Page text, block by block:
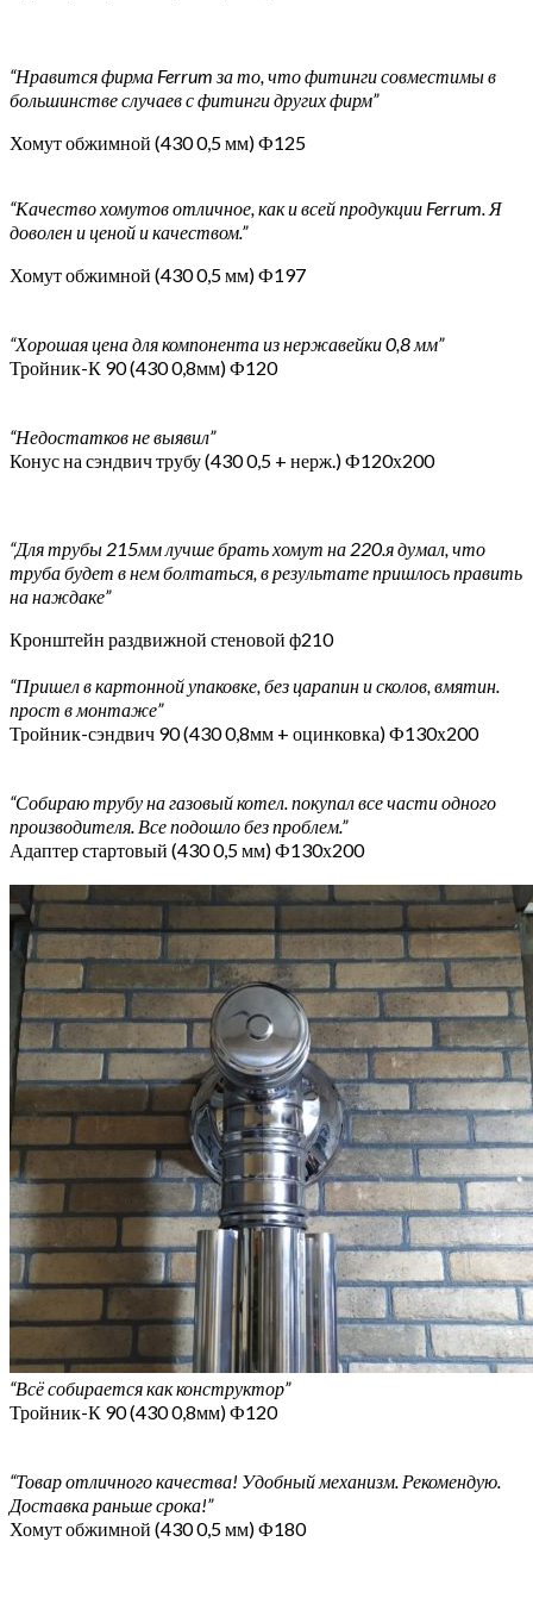
“Нравится фирма Ferrum за то, что фитинги совместимы в
большинстве случаев с фитинги других фирм”
Хомут обжимной (430 0,5 мм) Ф125
“Качество хомутов отличное, как и всей продукции Ferrum. Я
доволен и ценой и качеством.”
Хомут обжимной (430 0,5 мм) Ф197
“Хорошая цена для компонента из нержавейки 0,8 мм”
Тройник-К 90 (430 0,8мм) Ф120
“Недостатков не выявил”
Конус на сэндвич трубу (430 0,5 + нерж.) Ф120х200
“Для трубы 215мм лучше брать хомут на 220.я думал, что
труба будет в нем болтаться, в результате пришлось править
на наждаке”
Кронштейн раздвижной стеновой ф210
“Пришел в картонной упаковке, без царапин и сколов, вмятин.
прост в монтаже”
Тройник-сэндвич 90 (430 0,8мм + оцинковка) Ф130х200
“Собираю трубу на газовый котел. покупал все части одного
производителя. Все подошло без проблем.”
Адаптер стартовый (430 0,5 мм) Ф130х200
“Всё собирается как конструктор”
Тройник-К 90 (430 0,8мм) Ф120
“Товар отличного качества! Удобный механизм. Рекомендую.
Доставка раньше срока!”
Хомут обжимной (430 0,5 мм) Ф180